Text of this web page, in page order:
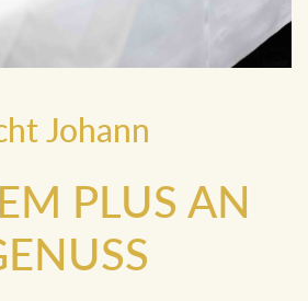
Johann
PLUS AN